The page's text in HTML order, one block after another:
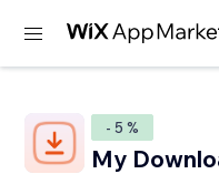
- 5 %
My